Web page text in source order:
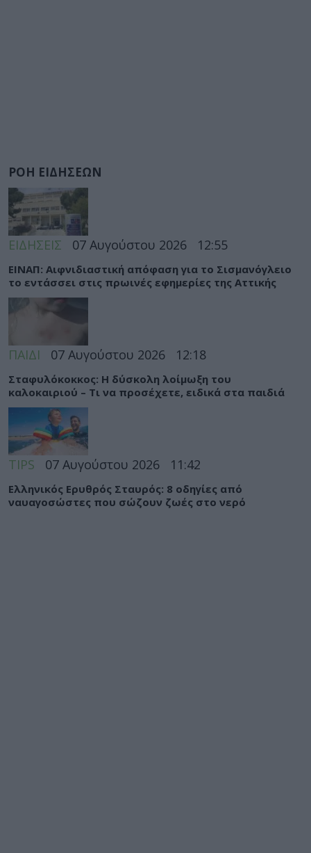
ΡΟΗ ΕΙΔΗΣΕΩΝ
ΕΙΔΗΣΕΙΣ 07 Αυγούστου 2026 12:55
ΕΙΝΑΠ: Αιφνιδιαστική απόφαση για το Σισμανόγλειο
το εντάσσει στις πρωινές εφημερίες της Αττικής
ΠΑΙΔΙ 07 Αυγούστου 2026 12:18
Σταφυλόκοκκος: Η δύσκολη λοίμωξη του
καλοκαιριού – Τι να προσέχετε, ειδικά στα παιδιά
TIPS 07 Αυγούστου 2026 11:42
Ελληνικός Ερυθρός Σταυρός: 8 οδηγίες από
ναυαγοσώστες που σώζουν ζωές στο νερό